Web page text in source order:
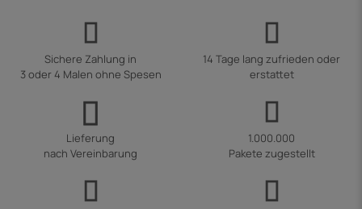
Sichere Zahlung in
3 oder 4 Malen ohne Spesen
14 Tage lang zufrieden oder
erstattet
Lieferung
nach Vereinbarung
1.000.000
Pakete zugestellt